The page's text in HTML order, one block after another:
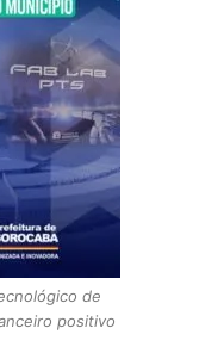
de
positivo